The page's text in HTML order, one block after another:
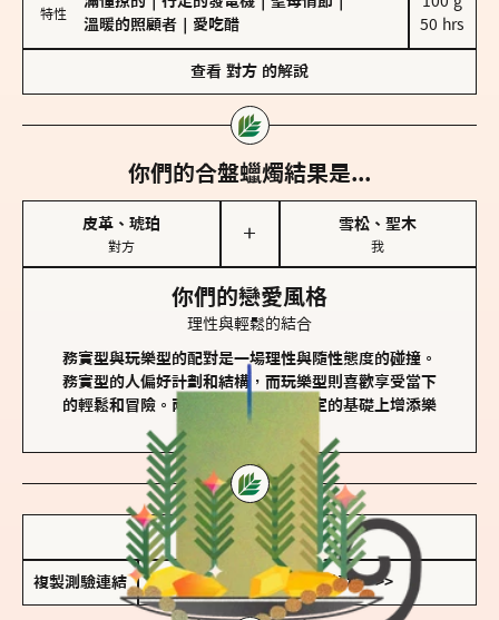
特性
溫暖的照顧者
愛吃醋
50 hrs
查看 對方 的解說
你們的合盤蠟燭結果是...
皮革、琥珀
對方
＋
雪松、聖木
我
你們的戀愛風格
理性與輕鬆的結合
務實型與玩樂型的配對是一場理性與隨性態度的碰撞。
務實型的人偏好計劃和結構，而玩樂型則喜歡享受當下
的輕鬆和冒險。兩者的關係能夠在穩定的基礎上增添樂
儲存我的結果圖
複製測驗連結 查看香氛類型全解析 >>>